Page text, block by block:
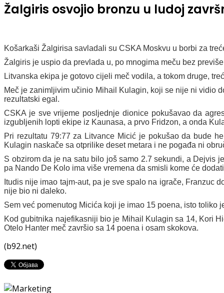
Žalgiris osvojio bronzu u ludoj
Košarkaši Žalgirisa savladali su CSKA Moskvu u borbi za
Žalgiris je uspio da prevlada u, po mnogima meču bez
Litvanska ekipa je gotovo cijeli meč vodila, a tokom druge,
Meč je zanimljivim učinio Mihail Kulagin, koji se nije ni vidio
rezultatski egal.
CSKA je sve vrijeme posljednje dionice pokušavao da
izgubljenih lopti ekipe iz Kaunasa, a prvo Fridzon, a onda
Pri rezultatu 79:77 za Litvance Micić je pokušao da bude
Kulagin naskače sa otprilike deset metara i ne pogađa ni
S obzirom da je na satu bilo još samo 2.7 sekundi, a Dejvis
pa Nando De Kolo ima više vremena da smisli kome će
Itudis nije imao tajm-aut, pa je sve spalo na igrače, Franzuc
nije bio ni daleko.
Sem već pomenutog Micića koji je imao 15 poena, isto
Kod gubitnika najefikasniji bio je Mihail Kulagin sa 14, Kori
Otelo Hanter meč završio sa 14 poena i osam skokova.
(b92.net)